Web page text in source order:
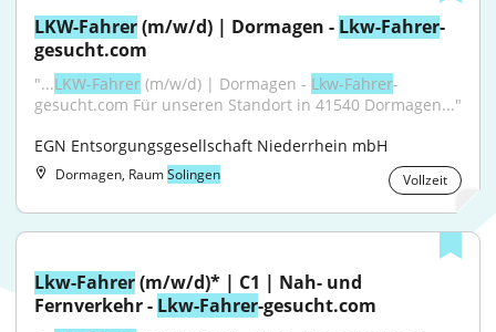
LKW-Fahrer (m/w/d) | Dormagen - Lkw-Fahrer-
gesucht.com
"...LKW-Fahrer (m/w/d) | Dormagen - Lkw-Fahrer-
gesucht.com Für unseren Standort in 41540 Dormagen..."
EGN Entsorgungsgesellschaft Niederrhein mbH
Dormagen, RaumSolingen Vollzeit
Lkw-Fahrer (m/w/d)* | C1 | Nah- und
Fernverkehr - Lkw-Fahrer-gesucht.com